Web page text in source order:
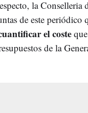
la Conselleria
de este periódico
el coste
de la